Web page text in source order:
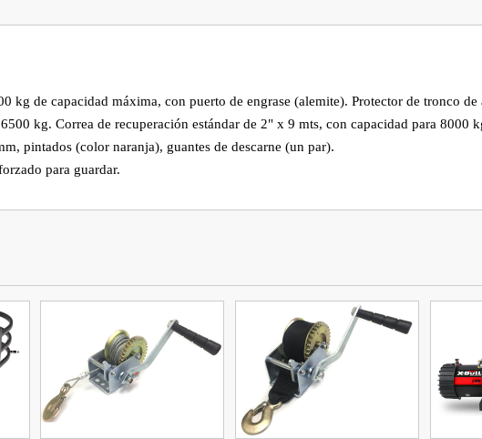
kg de capacidad máxima, con puerto de engrase (alemite). Protector de tronco
kg. Correa de recuperación estándar de 2" x 9 mts, con capacidad para 8000
pintados (color naranja), guantes de descarne (un par).
para guardar.